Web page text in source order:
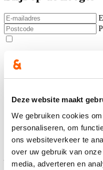
Deze website maakt
We gebruiken cookies
personaliseren, om
ons websiteverkeer te
over uw gebruik van
media, adverteren en
Ja, ik wens op de hoogte te
Moor op bovenstaand
Blijf op de hoogte
Een voorbeeldfunctie:
jezelf?